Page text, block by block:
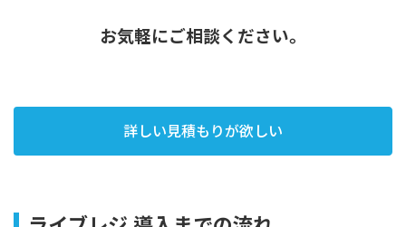
お気軽にご相談ください。
詳しい見積もりが欲しい